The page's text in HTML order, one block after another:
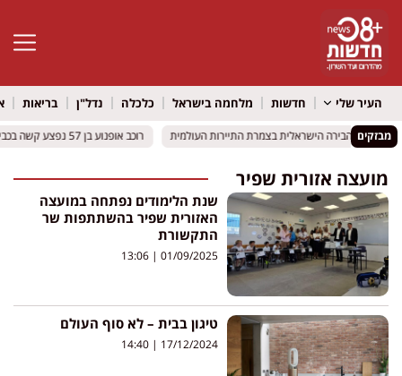
פתח
העיר שלי חדשות מלחמה בישראל כלכלה נדל"ן בריאות
מבזקים הבירה הישראלית בצמרת התיירות העולמית
הבירה הישראלית בצמרת התיירות העולמית רוכב אופנוע בן 57 נפצע קשה בכביש 412 סמוך לאור יהודה
רוכב אופנוע בן 57 נפצע קשה בכביש 412 סמוך לאור יהודה
מועצה אזורית שפיר
שנת הלימודים נפתחה במועצה
האזורית שפיר בהשתתפות שר
התקשורת
01/09/2025
טיגון בבית – לא סוף העולם
17/12/2024